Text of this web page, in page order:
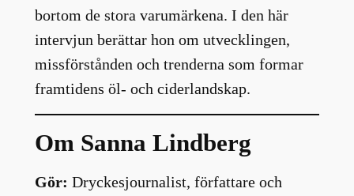
bortom de stora varumärkena. I den här
intervjun berättar hon om utvecklingen,
missförstånden och trenderna som formar
framtidens öl- och ciderlandskap.
Om Sanna Lindberg
Gör: Dryckesjournalist, författare och